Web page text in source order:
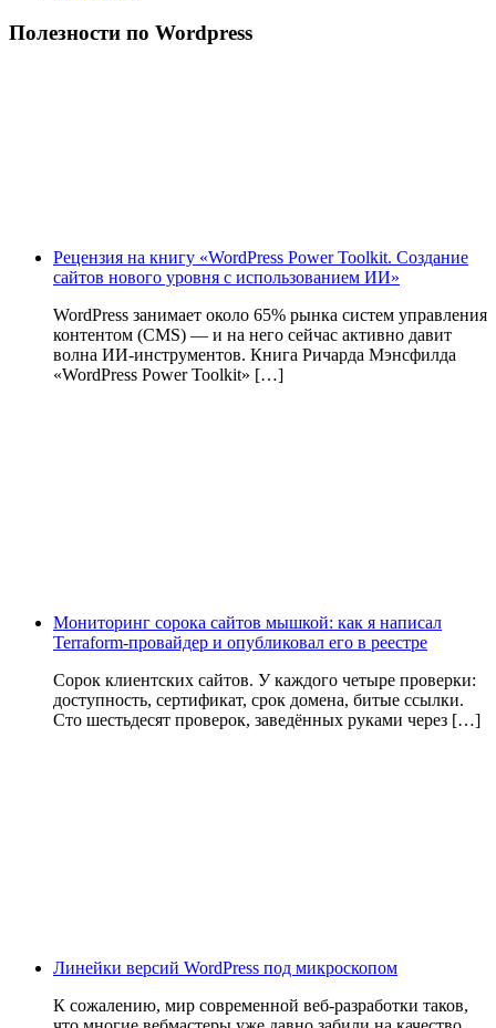
Полезности по Wordpress
Рецензия на книгу «WordPress Power Toolkit. Создание
сайтов нового уровня с использованием ИИ»
WordPress занимает около 65% рынка систем управления
контентом (CMS) — и на него сейчас активно давит
волна ИИ‑инструментов. Книга Ричарда Мэнсфилда
«WordPress Power Toolkit» […]
Мониторинг сорока сайтов мышкой: как я написал
Terraform-провайдер и опубликовал его в реестре
Сорок клиентских сайтов. У каждого четыре проверки:
доступность, сертификат, срок домена, битые ссылки.
Сто шестьдесят проверок, заведённых руками через […]
Линейки версий WordPress под микроскопом
К сожалению, мир современной веб-разработки таков,